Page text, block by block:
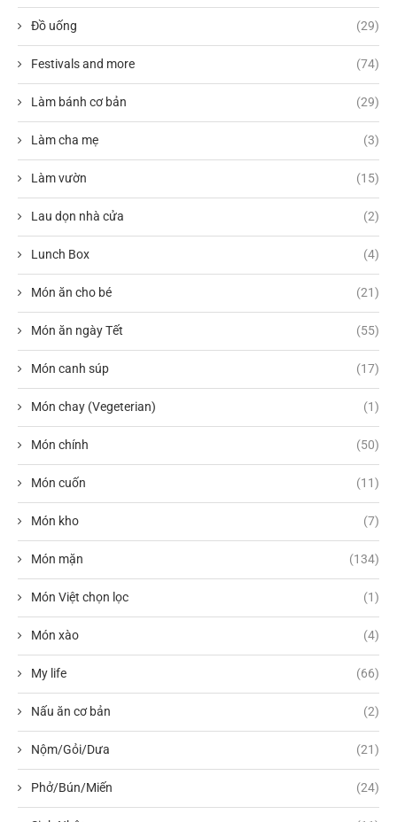
Đồ uống (29)
Festivals and more (74)
Làm bánh cơ bản (29)
Làm cha mẹ (3)
Làm vườn (15)
Lau dọn nhà cửa (2)
Lunch Box (4)
Món ăn cho bé (21)
Món ăn ngày Tết (55)
Món canh súp (17)
Món chay (Vegeterian) (1)
Món chính (50)
Món cuốn (11)
Món kho (7)
Món mặn (134)
Món Việt chọn lọc (1)
Món xào (4)
My life (66)
Nấu ăn cơ bản (2)
Nộm/Gỏi/Dưa (21)
Phở/Bún/Miến (24)